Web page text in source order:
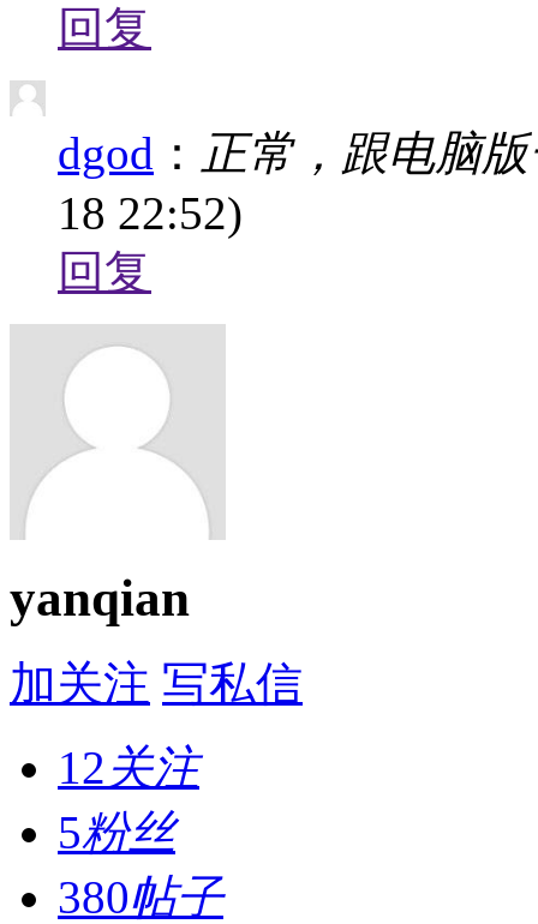
回复
dgod ： 正常，跟电脑
18 22:52)
回复
yanqian
加关注 写私信
12关注
5粉丝
380帖子